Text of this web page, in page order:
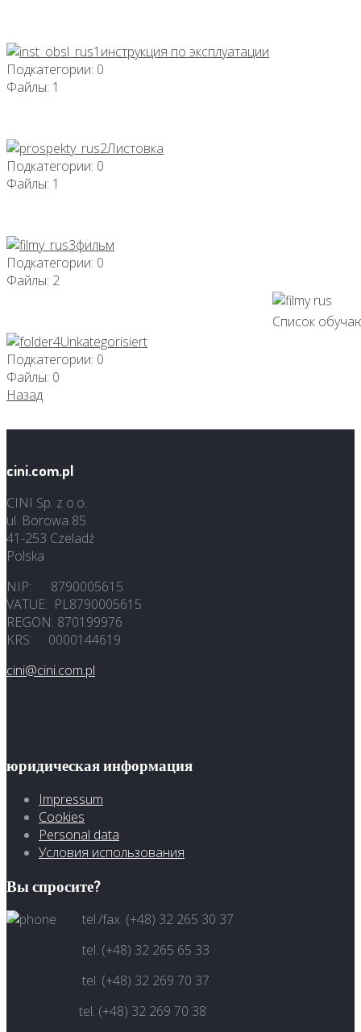
инструкция по эксплуатации
Подкатегории: 0
Файлы: 1
Листовка
Подкатегории: 0
Файлы: 1
фильм
Подкатегории: 0
Файлы: 2
Список
Unkategorisiert
Подкатегории: 0
Файлы: 0
Назад
cini.com.pl
CINI Sp. z o.o.
ul. Borowa 85
41-253 Czeladź
Polska
NIP: 8790005615
VATUE: PL8790005615
REGON: 870199976
KRS: 0000144619
cini@cini.com.pl
юридическая информация
Impressum
Cookies
Personal data
Условия использования
Вы спросите?
tel./fax. (+48) 32 265 30 37
tel. (+48) 32 265 65 33
tel. (+48) 32 269 70 37
tel. (+48) 32 269 70 38